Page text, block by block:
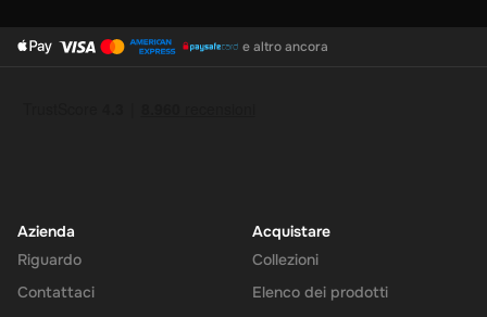
e altro ancora
Azienda
Riguardo
Contattaci
Acquistare
Collezioni
Elenco dei prodotti